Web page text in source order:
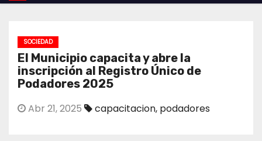
SOCIEDAD
El Municipio capacita y abre la
inscripción al Registro Único de
Podadores 2025
Abr 21, 2025 capacitacion, podadores